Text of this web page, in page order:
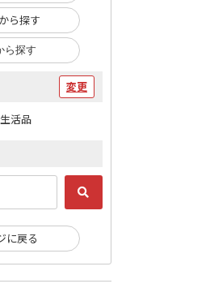
ら探す
ら探す
変更
活品
に戻る